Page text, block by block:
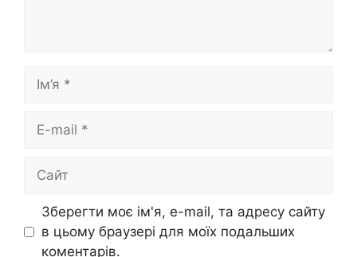
mail
Зберегти моє ім'я, e-mail, та адресу сайту
в цьому браузері для моїх подальших
коментарів.